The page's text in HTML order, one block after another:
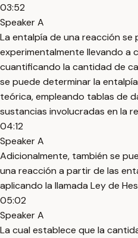
03:52
Speaker A
La entalpía de una reacción se
experimentalmente llevando a
cuantificando la cantidad de
se puede determinar la
teórica, empleando tablas de
sustancias involucradas en la
04:12
Speaker A
Adicionalmente, también se
una reacción a partir de las
aplicando la llamada Ley de
05:02
Speaker A
La cual establece que la